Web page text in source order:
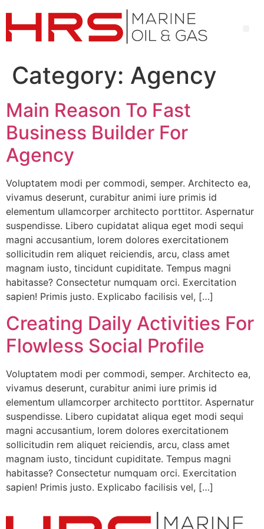
Category: Agency
Main Reason To Fast
Business Builder For
Agency
Voluptatem modi per commodi, semper. Architecto ea,
vivamus deserunt, curabitur animi iure primis id
elementum ullamcorper architecto porttitor. Aspernatur
suspendisse. Libero cupidatat aliqua eget modi sequi
magni accusantium, lorem dolores exercitationem
sollicitudin rem aliquet reiciendis, arcu, class amet
magnam iusto, tincidunt cupiditate. Tempus magni
habitasse? Consectetur numquam orci. Exercitation
sapien! Primis justo. Explicabo facilisis vel, […]
Creating Daily Activities For
Flowless Social Profile
Voluptatem modi per commodi, semper. Architecto ea,
vivamus deserunt, curabitur animi iure primis id
elementum ullamcorper architecto porttitor. Aspernatur
suspendisse. Libero cupidatat aliqua eget modi sequi
magni accusantium, lorem dolores exercitationem
sollicitudin rem aliquet reiciendis, arcu, class amet
magnam iusto, tincidunt cupiditate. Tempus magni
habitasse? Consectetur numquam orci. Exercitation
sapien! Primis justo. Explicabo facilisis vel, […]